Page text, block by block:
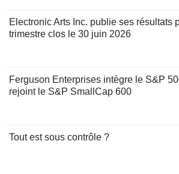
Electronic Arts Inc. publie ses résultats
trimestre clos le 30 juin 2026
Ferguson Enterprises intègre le S&P
rejoint le S&P SmallCap 600
Tout est sous contrôle ?